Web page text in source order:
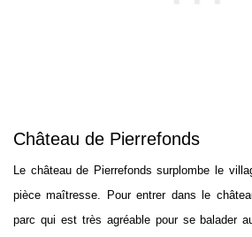
Château de Pierrefonds
Le château de Pierrefonds surplombe le
pièce maîtresse. Pour entrer dans le
parc qui est très agréable pour se balader